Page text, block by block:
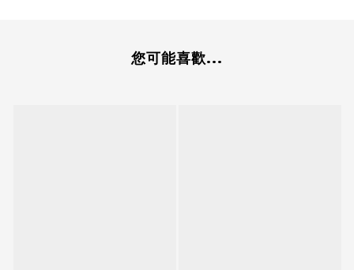
您可能喜歡...